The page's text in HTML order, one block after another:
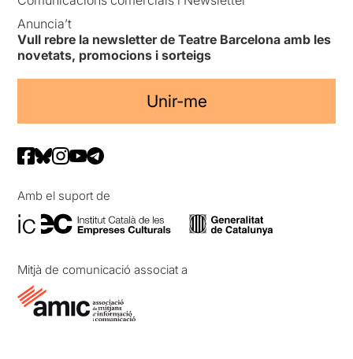
Anuncia’t
Vull rebre la newsletter de Teatre Barcelona amb les
novetats, promocions i sorteigs
Unir-me
Amb el suport de
Mitjà de comunicació associat a